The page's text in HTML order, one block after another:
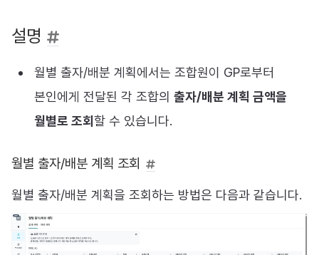
설명
월별 출자/배분 계획에서는 조합원이 GP로부터
본인에게 전달된 각 조합의 출자/배분 계획 금액을
월별로 조회 할 수 있습니다.
월별 출자/배분 계획 조회
월별 출자/배분 계획을 조회하는 방법은 다음과 같습니다.